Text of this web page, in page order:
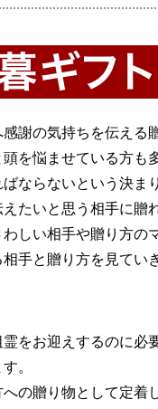
謝の気持ちを伝える
を悩ませている方も
ならないという決ま
たいと思う相手に贈
しい相手や贈り方の
手と贈り方を見てい
をお迎えするのに必
。
の贈り物として定着